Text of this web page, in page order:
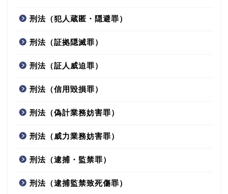
刑法（犯人蔵匿・隠避罪）
刑法（証拠隠滅罪）
刑法（証人威迫罪）
刑法（信用毀損罪）
刑法（偽計業務妨害罪）
刑法（威力業務妨害罪）
刑法（逮捕・監禁罪）
刑法（逮捕監禁致死傷罪）